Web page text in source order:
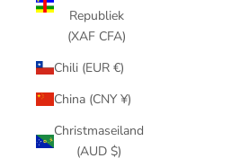
Republiek
(XAF CFA)
Chili (EUR €)
China (CNY ¥)
Christmaseiland
(AUD $)